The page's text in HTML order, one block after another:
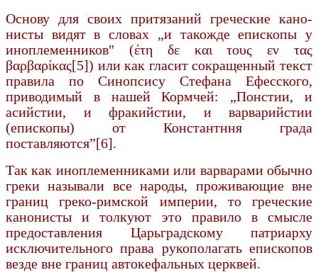
Основу для своих притязаний греческие кано­
нисты видят в словах „и такожде епископы у
иноплеменников" (έτη δε και τους εν τας
βαρβαρίκας[5]) или как гласит сокращенный текст
правила по Синопсису Стефана Ефесского,
приводимый в нашей Кормчей: „Понстии, и
асийстии, и фракийстии, и варварийстии
(епископы) от Константння града
поставляются”[6].
Так как иноплеменниками или варварами обычно
греки называли все народы, проживающие вне
границ греко-римской империи, то греческие
канонисты и толкуют это правило в смысле
предоставления Царьградскому патриарху
исключи­тельного права рукополагать епископов
везде вне границ автокефальных церквей.